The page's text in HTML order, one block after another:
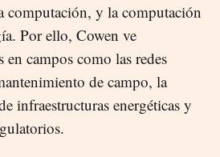
computación, y la computación
Por ello, Cowen ve
en campos como las redes
de campo, la
infraestructuras energéticas y